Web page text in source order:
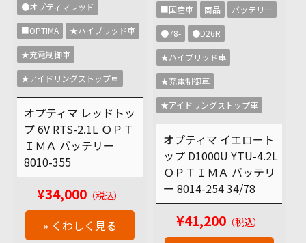
●オプティマレッド
■OPTIMA ★ハイブリッド車
★充電制御車
★アイドリングストップ車
オプティマ レッドトッ
プ 6V RTS-2.1L ＯＰＴ
ＩＭＡ バッテリー
8010-355
¥34,000 （税込）
» くわしく見る
■国産車 商品 バッテリー
●78- ●D26R
★ハイブリッド車
★充電制御車
★アイドリングストップ車
オプティマ イエロート
ップ D1000U YTU-4.2L
ＯＰＴＩＭＡ バッテリ
ー 8014-254 34/78
¥41,200 （税込）